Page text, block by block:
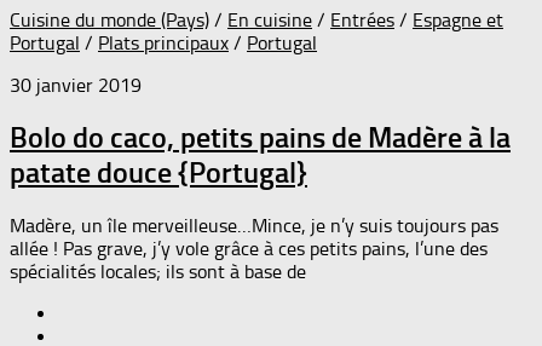
Cuisine du monde (Pays) / En cuisine / Entrées / Espagne et
Portugal / Plats principaux / Portugal
30 janvier 2019
Bolo do caco, petits pains de Madère à la
patate douce {Portugal}
Madère, un île merveilleuse…Mince, je n’y suis toujours pas
allée ! Pas grave, j’y vole grâce à ces petits pains, l’une des
spécialités locales; ils sont à base de